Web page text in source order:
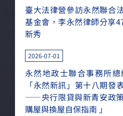
臺大法律營參訪永然聯合
基金會，李永然律師分享
新秀
2026-07-01
永然地政士聯合事務所
「永然新訊」第十八期發
——央行限貸與新青安政
購屋與換屋自保指南 」